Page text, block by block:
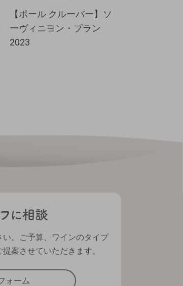
【ポール クルーバー】ソ
ーヴィニヨン・ブラン
2023
。ご予算、ワインのタイプ
案させていただきます。
ォーム